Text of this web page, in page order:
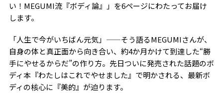
い！MEGUMI流『ボディ論』」を6ページにわたってお届け
します。
「人生で今がいちばん元気」——そう語るMEGUMIさんが、
自身の体と真正面から向き合い、約4か月かけて到達した“勝
手にやせるからだ”の作り方。先日ついに発売された話題のボ
ディ本『わたしはこれでやせました』で明かされる、最新ボ
ディの核心に『美的』が迫ります。